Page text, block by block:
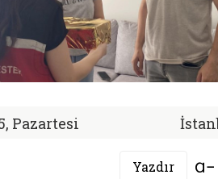
Pazartesi
Yazdır